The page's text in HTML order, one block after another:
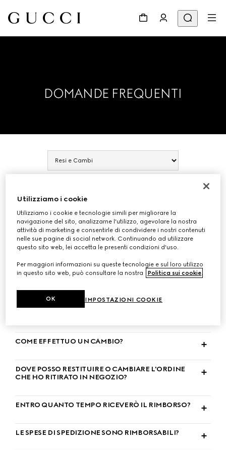
DOMANDE FREQUENTI
RESI E CAMBI
Espandi
COME POSSO RESTITUIRE UN ARTICOLO?
QUANTI GIORNI HO A DISPOSIZIONE PER
COME EFFETTUO UN CAMBIO?
DOVE POSSO RESTITUIRE O CAMBIARE L'ORDINE
CHE HO RITIRATO IN NEGOZIO?
ENTRO QUANTO TEMPO RICEVERÒ IL RIMBORSO?
LE SPESE DI SPEDIZIONE SONO RIMBORSABILI?
Utilizziamo i cookie
Utilizziamo i cookie e tecnologie simili per migliorare la
navigazione del sito, analizzarne l'utilizzo, agevolare la nostra
attività di marketing e consentirle di condividere i nostri contenuti
nelle sue pagine di social network. Continuando ad utilizzare
questo sito web, lei accetta le presenti condizioni d'uso.
Per maggiori informazioni su queste tecnologie e sul loro utilizzo
in questo sito web, può consultare la nostra
Politica sui cookie.
IMPOSTAZIONI COOKIE
OK